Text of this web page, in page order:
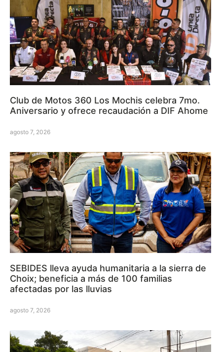
Club de Motos 360 Los Mochis celebra 7mo.
Aniversario y ofrece recaudación a DIF Ahome
agosto 7, 2026
SEBIDES lleva ayuda humanitaria a la sierra de
Choix; beneficia a más de 100 familias
afectadas por las lluvias
agosto 7, 2026